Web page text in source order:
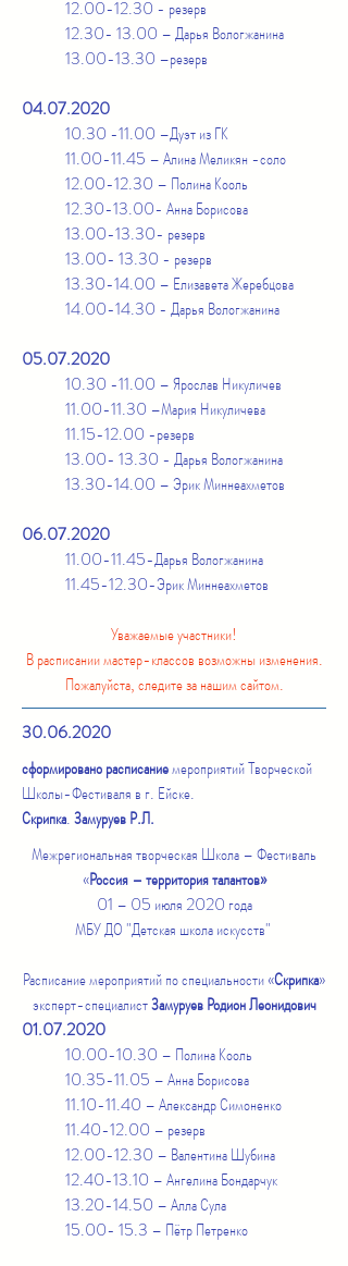
12.00-12.30 - резерв
12.30- 13.00 – Дарья Вологжанина
13.00-13.30 –резерв
04.07.2020
10.30 -11.00 –Дуэт из ГК
11.00-11.45 – Алина Меликян -соло
12.00-12.30 – Полина Кооль
12.30-13.00- Анна Борисова
13.00-13.30- резерв
13.00- 13.30 - резерв
13.30-14.00 – Елизавета Жеребцова
14.00-14.30 - Дарья Вологжанина
05.07.2020
10.30 -11.00 – Ярослав Никуличев
11.00-11.30 –Мария Никуличева
11.15-12.00 -резерв
13.00- 13.30 - Дарья Вологжанина
13.30-14.00 – Эрик Миннеахметов
06.07.2020
11.00-11.45-Дарья Вологжанина
11.45-12.30-Эрик Миннеахметов
Уважаемые участники!
В расписании мастер-классов возможны изменения.
Пожалуйста, следите за нашим сайтом.
30.06.2020
сформировано расписаниемероприятий Творческой
Школы-Фестиваля в г. Ейске.
Скрипка.Замуруев Р.Л.
Межрегиональная творческая Школа – Фестиваль
«Россия – территория талантов»
01 – 05 июля 2020 года
МБУ ДО "Детская школа искусств"
Расписание мероприятий по специальности «Скрипка»
эксперт-специалистЗамуруев Родион Леонидович
01.07.2020
10.00-10.30 – Полина Кооль
10.35-11.05 – Анна Борисова
11.10-11.40 – Александр Симоненко
11.40-12.00 – резерв
12.00-12.30 – Валентина Шубина
12.40-13.10 – Ангелина Бондарчук
13.20-14.50 – Алла Сула
15.00- 15.3 – Пётр Петренко